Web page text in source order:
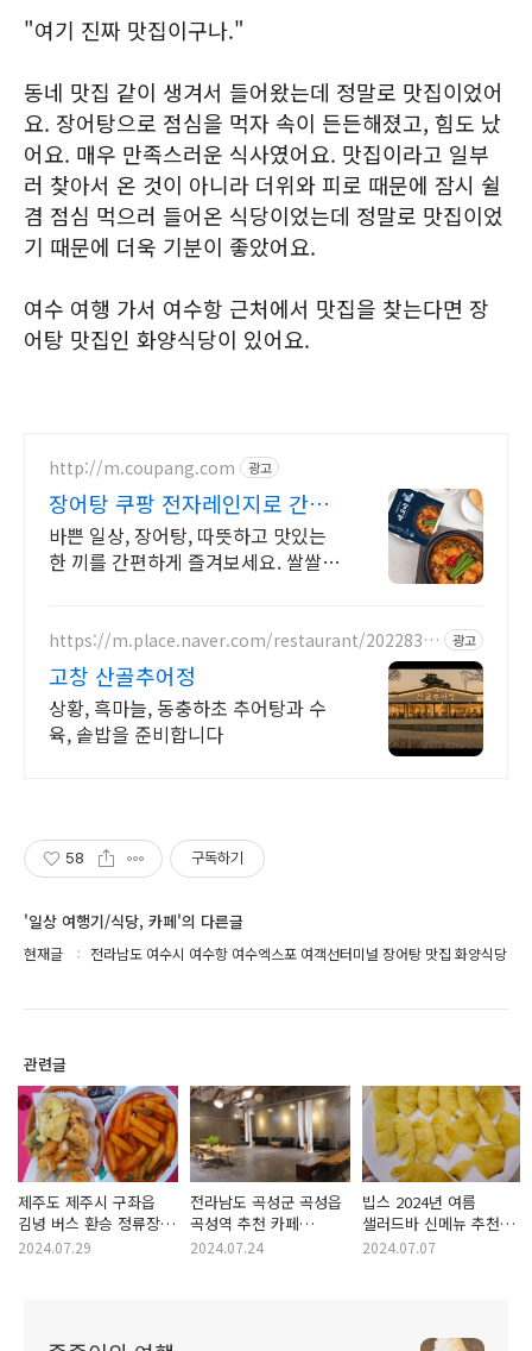
"여기 진짜 맛집이구나."
동네 맛집 같이 생겨서 들어왔는데 정말로 맛집이었어
요. 장어탕으로 점심을 먹자 속이 든든해졌고, 힘도 났
어요. 매우 만족스러운 식사였어요. 맛집이라고 일부
러 찾아서 온 것이 아니라 더위와 피로 때문에 잠시 쉴
겸 점심 먹으러 들어온 식당이었는데 정말로 맛집이었
기 때문에 더욱 기분이 좋았어요.
여수 여행 가서 여수항 근처에서 맛집을 찾는다면 장
어탕 맛집인 화양식당이 있어요.
http://m.coupang.com 광고
장어탕 쿠팡 전자레인지로 간편
하게
바쁜 일상, 장어탕, 따뜻하고 맛있는
한 끼를 간편하게 즐겨보세요. 쌀쌀한
https://m.place.naver.com/restaurant/2022835
광고
고창 산골추어정
상황, 흑마늘, 동충하초 추어탕과 수
육, 솥밥을 준비합니다
58 구독하기
'일상 여행기/식당, 카페'의 다른글
현재글 전라남도 여수시 여수항 여수엑스포 여객선터미널 장어탕 맛집 화양식당
관련글
제주도 제주시 구좌읍
김녕 버스 환승 정류장
분식집 김녕분식
2024.07.29
전라남도 곡성군 곡성읍
곡성역 추천 카페
낭만가옥달꼴
2024.07.24
빕스 2024년 여름
샐러드바 신메뉴 추천
그릴드 파인애플
2024.07.07